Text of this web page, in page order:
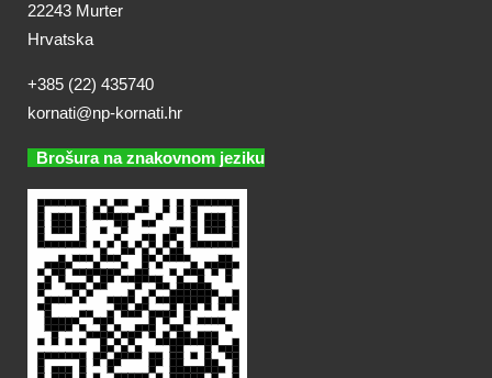
22243 Murter
Hrvatska
+385 (22) 435740
kornati@np-kornati.hr
Brošura na znakovnom jeziku